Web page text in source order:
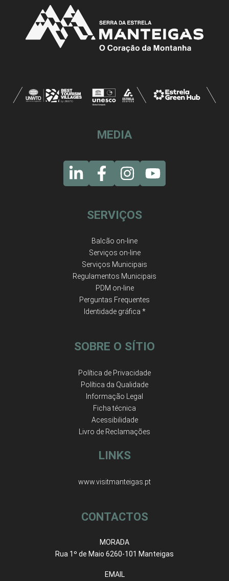
MEDIA
SERVIÇOS
Balcão on-line
Serviços on-line
Serviços Municipais
Regulamentos Municipais
PDM on-line
Perguntas Frequentes
Identidade gráfica *
SOBRE O SÍTIO
Política de Privacidade
Política da Qualidade
Informação Legal
Ficha técnica
Acessibilidade
Livro de Reclamações
LINKS
www.visitmanteigas.pt
CONTACTOS
MORADA
Rua 1º de Maio 6260-101 Manteigas
EMAIL